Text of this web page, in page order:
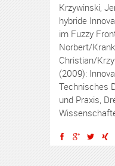
Krzywinski,
hybride
im Fuzzy
Norbert/
Christian/
(2009):
Technisches
und Praxis,